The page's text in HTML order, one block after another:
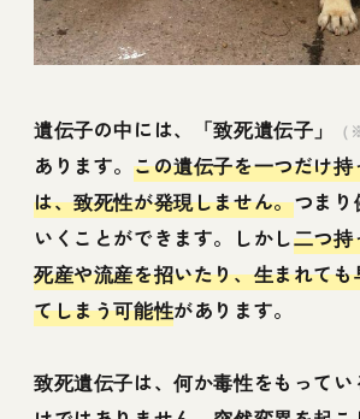
遺伝子の中には、「致死遺伝子」 （
あります。 この遺伝子を一つだけ
は、致死性が発現しません。つまり
いくことができます。しかし二つ持
死産や流産を招いたり、生まれて
てしまう可能性があります。
致死遺伝子は、何か毒性をもって